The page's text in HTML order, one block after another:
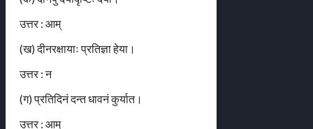
उत्तर : आम्
(ख) दीनरक्षायाः प्रतिज्ञा हेया।
उत्तर : न
(ग) प्रतिदिनं दन्त धावनं कुर्यात।
उत्तर : आम्